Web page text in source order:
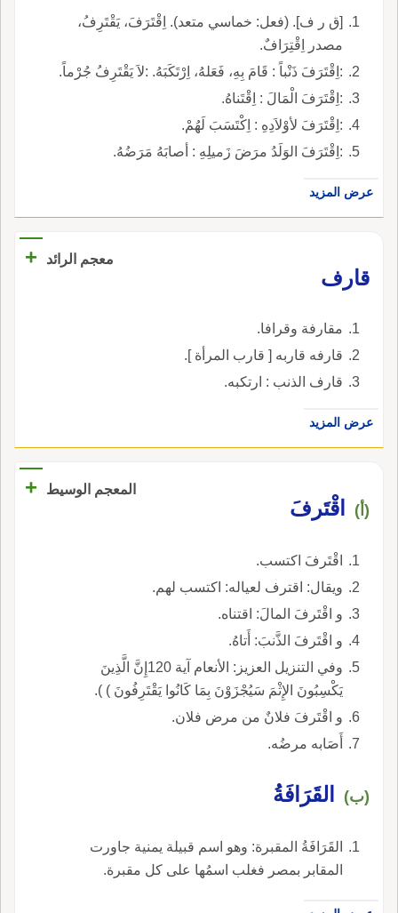
[ق ر ف]. (فعل: خماسي متعد). اِقْتَرَفَ، يَقْتَرِفُ،
مصدر اِقْتِرَافٌ.
:اِقْتَرَفَ ذَنْباً : قَامَ بِهِ، فَعَلهُ، اِرْتَكَبَهُ. :لاَ يَقْتَرِفُ جُرْماً.
:اِقْتَرَفَ الْمَالَ : اِقْتَناهُ.
:اِقْتَرَفَ لأوْلاَدِهِ : اِكْتَسَبَ لَهُمْ.
:اِقْتَرَفَ الوَلَدُ مرَضَ زَميلِهِ : أصابَهُ مَرَضُهُ.
عرض المزيد
معجم الرائد
+
قارف
مقارفة وقرافا.
قارفه قاربه [ قارب المرأة ].
قارف الذنب : ارتكبه.
عرض المزيد
المعجم الوسيط +
(أ) اقْتَرفَ
اقْتَرفَ اكتسب.
ويقال: اقترف لعياله: اكتسب لهم.
و اقْتَرفَ المالَ: اقتناه.
و اقْتَرفَ الذَّنبَ: أَتاهُ.
وفي التنزيل العزيز: الأنعام آية 120إِنَّ الَّذِينَ
يَكْسِبُونَ الإِثْمَ سَيُجْزَوْنَ بِمَا كَانُوا يَقْتَرِفُونَ ) ).
و اقْتَرفَ فلانٌ من مرض فلان.
أَصَابه مرضُه.
(ب) القَرَافَةُ
القَرَافَةُ المقبرة: وهو اسم قبيلة يمنية جاورت
المقابر بمصر فغلب اسمُها على كل مقبرة.